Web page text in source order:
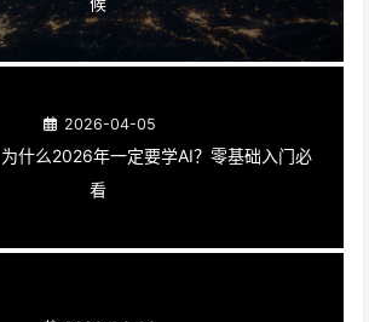
2026-04-05
什么2026年一定要学AI？零基础入门必
看